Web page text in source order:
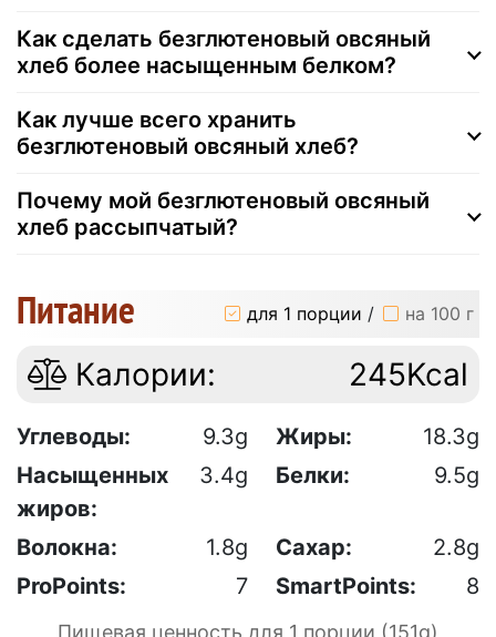
Как сделать безглютеновый овсяный
хлеб более насыщенным белком?
Как лучше всего хранить
безглютеновый овсяный хлеб?
Почему мой безглютеновый овсяный
хлеб рассыпчатый?
Питание для 1 порции / на 100 г
Калории: 245Kcal
Углеводы: 9.3g Жиры:
18.3g
Насыщенных
жиров:
3.4g Белки: 9.5g
Волокна: 1.8g Сахар:
2.8g
ProPoints:
7 SmartPoints: 8
Пищевая ценность для 1 порции (151g)